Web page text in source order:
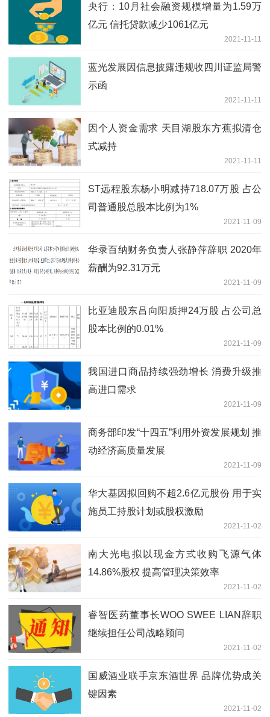
央行：10月社会融资规模增量为1.59万
亿元 信托贷款减少1061亿元
2021-11-11
蓝光发展因信息披露违规收四川证监局警
示函
2021-11-11
因个人资金需求 天目湖股东方蕉拟清仓
式减持
2021-11-11
ST远程股东杨小明减持718.07万股 占公
司普通股总股本比例为1%
2021-11-09
华录百纳财务负责人张静萍辞职 2020年
薪酬为92.31万元
2021-11-09
比亚迪股东吕向阳质押24万股 占公司总
股本比例的0.01%
2021-11-09
我国进口商品持续强劲增长 消费升级推
高进口需求
2021-11-09
商务部印发“十四五”利用外资发展规划 推
动经济高质量发展
2021-11-09
华大基因拟回购不超2.6亿元股份 用于实
施员工持股计划或股权激励
2021-11-02
南大光电拟以现金方式收购飞源气体
14.86%股权 提高管理决策效率
2021-11-02
睿智医药董事长WOO SWEE LIAN辞职
继续担任公司战略顾问
2021-11-02
国威酒业联手京东酒世界 品牌优势成关
键因素
2021-11-02